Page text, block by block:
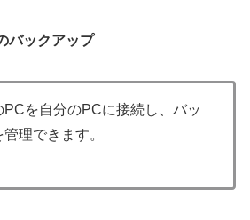
バックアップ
を自分のPCに接続し、バッ
理できます。